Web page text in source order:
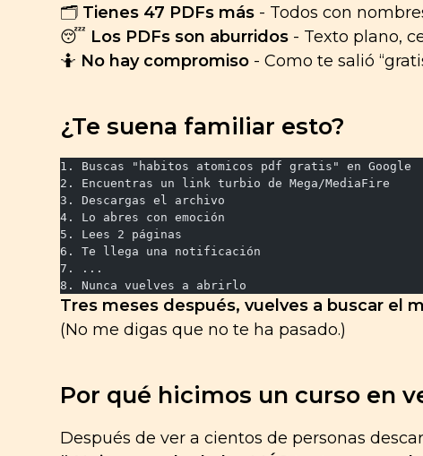
🗂️ Tienes 47 PDFs más - Todos con
😴 Los PDFs son aburridos - Texto plano,
🤷 No hay compromiso - Como te salió
¿Te suena familiar esto?
1. Buscas "habitos atomicos pdf gratis" en Google
2. Encuentras un link turbio de Mega/MediaFire
3. Descargas el archivo
4. Lo abres con emoción
5. Lees 2 páginas
6. Te llega una notificación
7. ...
8. Nunca vuelves a abrirlo
Tres meses después, vuelves a buscar el
(No me digas que no te ha pasado.)
Por qué hicimos un curso en
Después de ver a cientos de personas